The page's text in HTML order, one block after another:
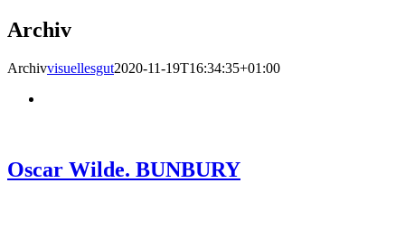
Archiv
Archivvisuellesgut2020-11-19T16:34:35+01:00
Oscar Wilde. BUNBURY